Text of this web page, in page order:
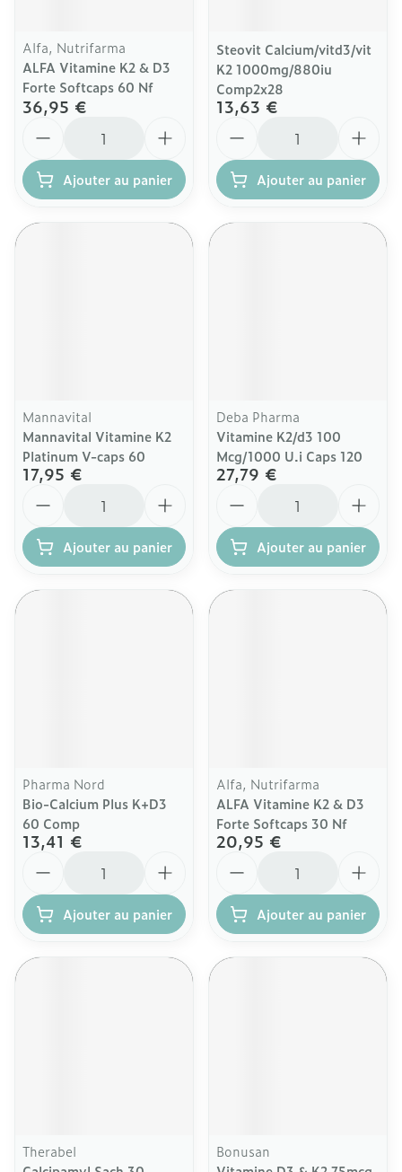
Alfa, Nutrifarma
ALFA Vitamine K2 & D3
Forte Softcaps 60 Nf
36,95 €
Ajouter au panier
Steovit Calcium/vitd3/vit
K2 1000mg/880iu
Comp2x28
13,63 €
Ajouter au panier
Mannavital
Mannavital Vitamine K2
Platinum V-caps 60
17,95 €
Ajouter au panier
Deba Pharma
Vitamine K2/d3 100
Mcg/1000 U.i Caps 120
27,79 €
Ajouter au panier
Pharma Nord
Bio-Calcium Plus K+D3
60 Comp
13,41 €
Ajouter au panier
Alfa, Nutrifarma
ALFA Vitamine K2 & D3
Forte Softcaps 30 Nf
20,95 €
Ajouter au panier
Therabel
Bonusan